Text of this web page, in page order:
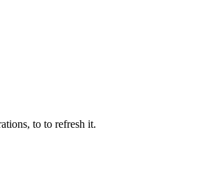
to to refresh it.